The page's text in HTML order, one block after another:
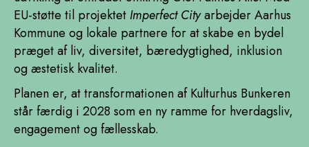
EU-støtte til projektet Imperfect Cityarbejder Aarhus
Kommune og lokale partnere for at skabe en bydel
præget af liv, diversitet, bæredygtighed, inklusion
og æstetisk kvalitet.
Planen er, at transformationen af Kulturhus Bunkeren
står færdig i 2028 som en ny ramme for hverdagsliv,
engagement og fællesskab.